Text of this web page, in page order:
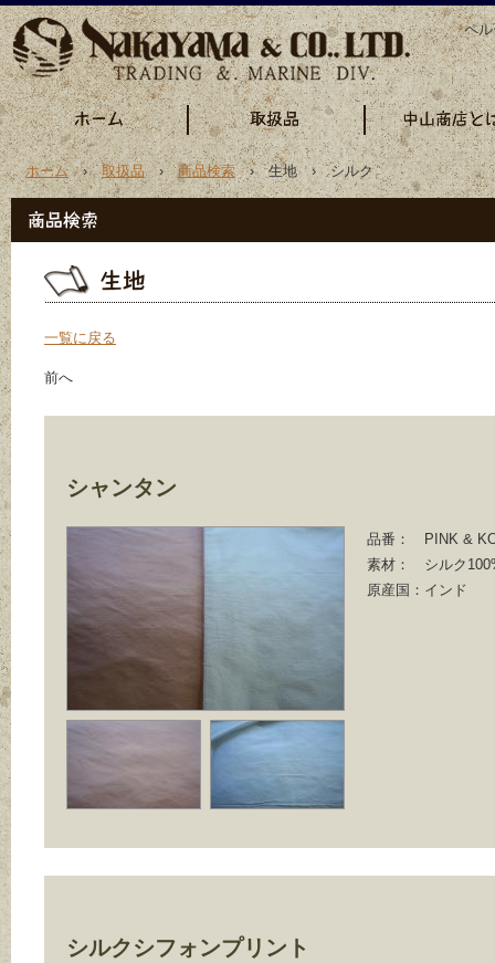
ペ
ホーム›取扱品›商品検索› 生地 › シルク
一覧に戻る
前へ
シャンタン
品番：
PINK &
素材：
シルク
原産国： インド
シルクシフォンプリント